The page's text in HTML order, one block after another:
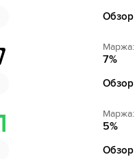
Обзор
Маржа:
7%
Обзор
Маржа:
5%
Обзор